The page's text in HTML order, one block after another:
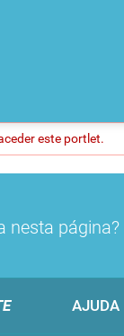
este portlet.
nesta página?
AJUDA